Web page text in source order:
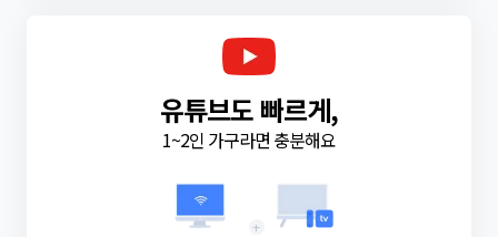
유튜브도 빠르게,
1~2인 가구라면 충분해요
+